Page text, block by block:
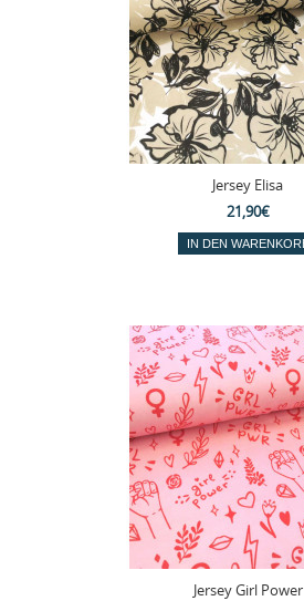
Jersey Elisa
21,90€
Jersey Girl Power